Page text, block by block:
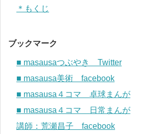
＊もくじ
ブックマーク
■ masausaつぶやき Twitter
■ masausa美術 facebook
■ masausa４コマ 卓球まんが
■ masausa４コマ 日常まんが
講師：荒瀬昌子 facebook